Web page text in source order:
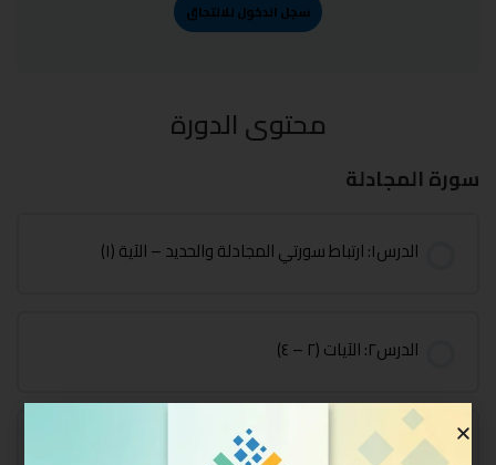
سجل الدخول للالتحاق
محتوى الدورة
سورة المجادلة
الدرس١: ارتباط سورتي المجادلة والحديد – الآية (١)
الدرس٢: الآيات (٢ – ٤)
الدرس٣: الآيات (٤ – ٦)